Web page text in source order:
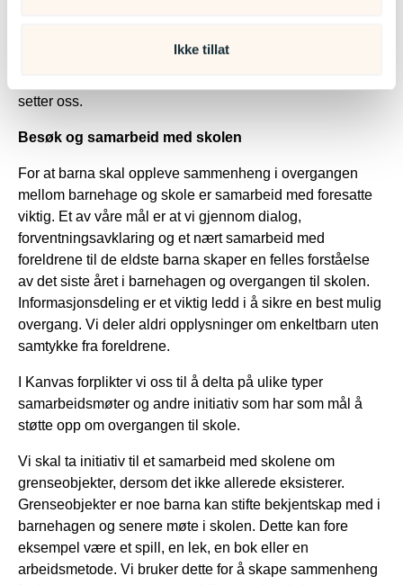
Ikke tillat
Basert på barnegruppens behov vurderer vi hvert år
setter oss.
Besøk og samarbeid med skolen
For at barna skal oppleve sammenheng i overgangen
mellom barnehage og skole er samarbeid med foresatte
viktig. Et av våre mål er at vi gjennom dialog,
forventningsavklaring og et nært samarbeid med
foreldrene til de eldste barna skaper en felles forståelse
av det siste året i barnehagen og overgangen til skolen.
Informasjonsdeling er et viktig ledd i å sikre en best mulig
overgang. Vi deler aldri opplysninger om enkeltbarn uten
samtykke fra foreldrene.
I Kanvas forplikter vi oss til å delta på ulike typer
samarbeidsmøter og andre initiativ som har som mål å
støtte opp om overgangen til skole.
Vi skal ta initiativ til et samarbeid med skolene om
grenseobjekter, dersom det ikke allerede eksisterer.
Grenseobjekter er noe barna kan stifte bekjentskap med i
barnehagen og senere møte i skolen. Dette kan fore
eksempel være et spill, en lek, en bok eller en
arbeidsmetode. Vi bruker dette for å skape sammenheng